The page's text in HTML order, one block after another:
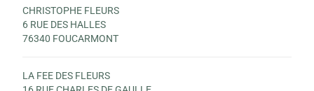
CHRISTOPHE FLEURS
6 RUE DES HALLES
76340 FOUCARMONT
LA FEE DES FLEURS